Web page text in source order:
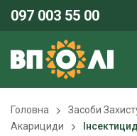
097 003 55 00
Головна Засоби
Акарициди